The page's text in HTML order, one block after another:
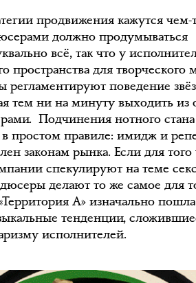
продвижения кажутся чем-
должно продумываться
всё, так что у
пространства для творческого
регламентируют поведение
тем ни на минуту выходить из
Подчинения нотного
простом правиле: имидж и
законам рынка. Если для того
спекулируют на теме
делают то же самое для
А» изначально
тенденции,
исполнителей.